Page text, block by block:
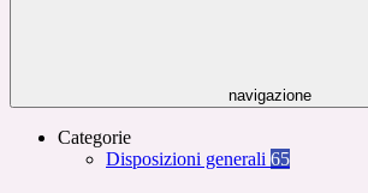
navigazione
Categorie
Disposizioni generali 65